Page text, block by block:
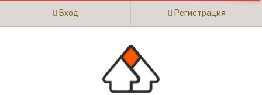
Вход Регистрация